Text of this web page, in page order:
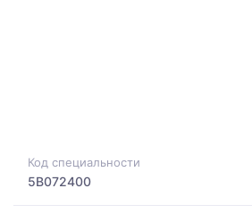
Код специальности
5B072400